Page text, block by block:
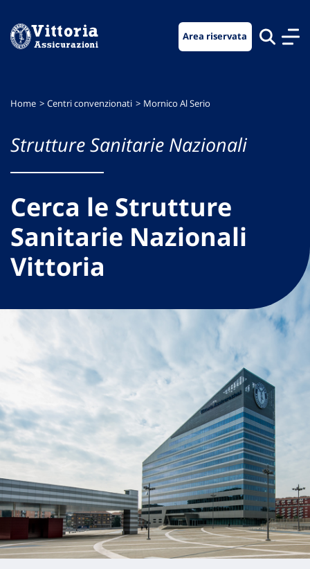
menu
contenuto
footer
Area riservata
Home Centri convenzionati Mornico Al Serio
Strutture Sanitarie Nazionali
Cerca le Strutture
Sanitarie Nazionali
Vittoria